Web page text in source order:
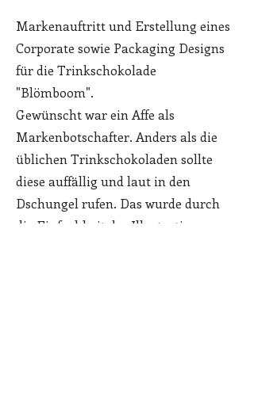
Markenauftritt und Erstellung eines
Corporate sowie Packaging Designs
für die Trinkschokolade
"Blömboom".
Gewünscht war ein Affe als
Markenbotschafter. Anders als die
üblichen Trinkschokoladen sollte
diese auffällig und laut in den
Dschungel rufen. Das wurde durch
die Einfachheit der Illustrationen